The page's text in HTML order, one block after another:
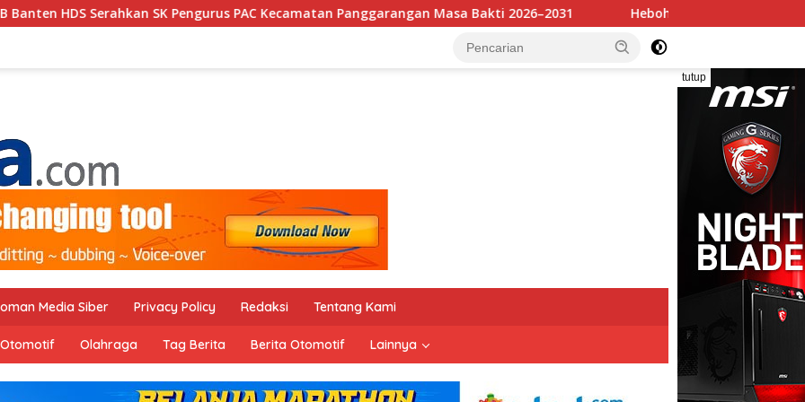
Pengurus PAC Kecamatan Panggarangan Masa Bakti 2026–2031 Heboh Potongan Video Zulhas Soal Padi-Sawit, BM
tutup
Media Siber Privacy Policy Redaksi Tentang Kami
Otomotif Olahraga Tag Berita Berita Otomotif Lainnya